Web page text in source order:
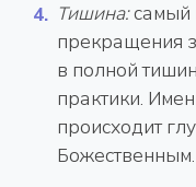
Тишина:самый
прекращения
в полной
практики.
происходит
Божественным.